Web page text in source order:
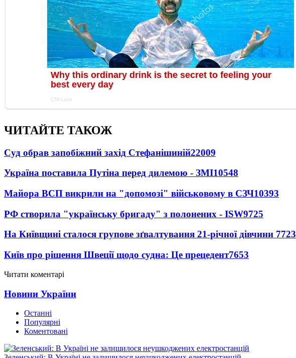
ЧИТАЙТЕ ТАКОЖ
Суд обрав запобіжний захід Стефанішиній22009
Україна поставила Путіна перед дилемою - ЗМІ10548
Майора ВСП викрили на "допомозі" військовому в СЗЧ10393
РФ створила "українську бригаду" з полонених - ISW9725
На Київщині сталося групове зґвалтування 21-річної дівчини 7723
Київ про рішення Швеції щодо судна: Це прецедент7653
Читати коментарі
Новини України
Останні
Популярні
Коментовані